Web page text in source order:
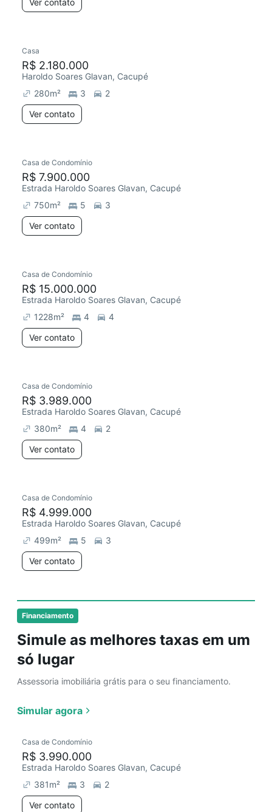
Financiamento
Simule as melhores taxas em um
só lugar
Assessoria imobiliária grátis para o seu financiamento.
Simular agora
Ver contato
Casa
R$ 2.180.000
Haroldo Soares Glavan, Cacupé
280m² 3
2
Ver contato
Casa de Condomínio
R$ 7.900.000
Estrada Haroldo Soares Glavan, Cacupé
750m² 5
3
Ver contato
Casa de Condomínio
R$ 15.000.000
Estrada Haroldo Soares Glavan, Cacupé
1228m² 4
4
Ver contato
Casa de Condomínio
R$ 3.989.000
Estrada Haroldo Soares Glavan, Cacupé
380m² 4
2
Ver contato
Casa de Condomínio
R$ 4.999.000
Estrada Haroldo Soares Glavan, Cacupé
499m² 5
3
Ver contato
Casa de Condomínio
R$ 3.990.000
Estrada Haroldo Soares Glavan, Cacupé
381m² 3
2
Ver contato